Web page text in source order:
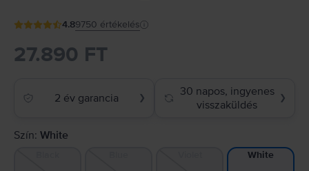
4.89750 értékelés
27.890 FT
2 év garancia ❯
30 napos, ingyenes
visszaküldés
❯
Szín: White
White